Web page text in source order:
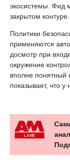
экосистемы. Фид
закрытом контуре.
Политики
применяются
досмотр при
окружение
вполне понятный
показывает, что у